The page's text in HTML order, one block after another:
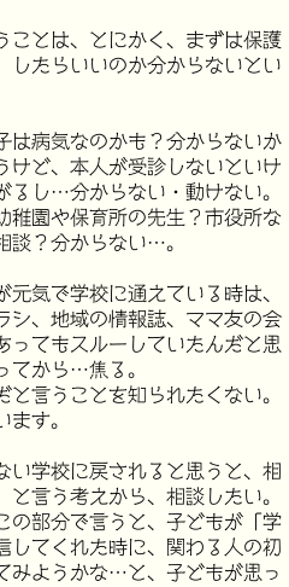
ことは、とにかく、まずは保護
したらいいのか分からないとい
は病気なのかも？分からないか
けど、本人が受診しないといけ
し…分からない・動けない。
稚園や保育所の先生？市役所な
談？分からない…。
気で学校に通えている時は、
シ、地域の情報誌、ママ友の会
ってもスルーしていたんだと思
てから…焦る。
言うことを知られたくない。
ます。
い学校に戻されると思うと、相
言う考えから、相談したい。
の部分で言うと、子どもが「学
してくれた時に、関わる人の初
みようかな…と、子どもが思っ